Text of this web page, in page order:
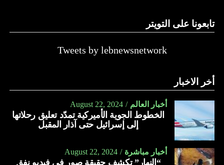
حيث يعدّ العسل بمثابة علاج لكل مرض. وفي الآتي فوائد عسل
يعالج النحافة بمساهمته في زيادة الوزن.
يحمي الجهاز الهضمي من الأمراض المختلفة.
يقلّل من آلام القولون العصبي.
يعالج الصداع.
يمدّ الجسم بالنشاط والطاقة والحيوية.
تابعونا على التويتر
Tweets by lebnewsnetwork
أخر الاخبار
أخبار العالم August 22, 2024
الخطوط الجوية الأميركية تمدّد تعليق رحلاتها
إلى إسرائيل حتى آذار المقبل
أخبار مباشرة August 22, 2024
“النهار” تكشف حقيقة صور في فيديو نفق